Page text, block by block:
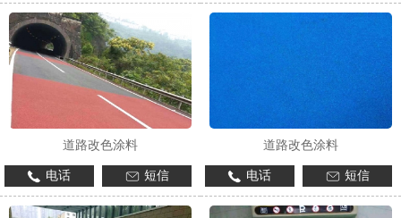
1
道路改色涂料
电话 短信
道路改色涂料
电话 短信